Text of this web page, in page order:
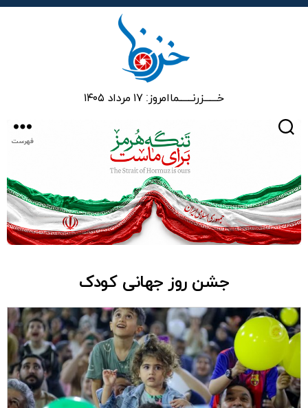
خـــــــزرنـــــــماامروز: ۱۷ مرداد ۱۴۰۵
فهرست
جشن روز جهانی کودک